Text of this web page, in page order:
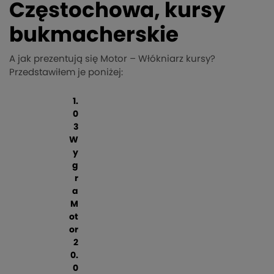
Częstochowa, kursy
bukmacherskie
A jak prezentują się Motor – Włókniarz kursy?
Przedstawiłem je poniżej:
1.
0
3
W
y
g
r
a
M
ot
or
2
0.
0